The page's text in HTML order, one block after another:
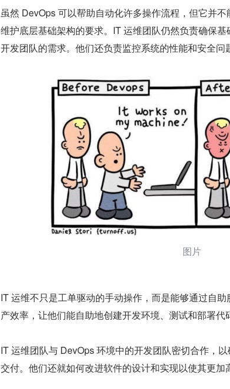
虽然 DevOps 可以帮助自动化许多操作流程，但它并
维护底层基础架构的要求。IT 运维团队仍然负责确保
开发团队的需求。他们还负责监控系统的性能和安全问
图片
IT 运维不只是工单驱动的手动操作，而是能够通过自
产效率，让他们能自助地创建开发环境、测试和部署代
IT 运维团队与 DevOps 环境中的开发团队密切合作，
交付。他们还就如何改进软件的设计和实现以使其更加